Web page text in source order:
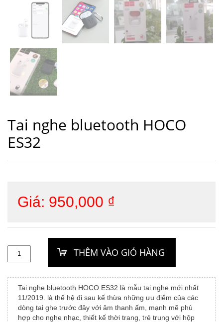
Tai nghe bluetooth HOCO
ES32
Giá: 950,000 ₫
Tai nghe bluetooth HOCO ES32 là mẫu tai nghe mới nhất
11/2019. là thế hệ đi sau kế thừa những ưu điểm của các
dòng tai ghe trước đây với âm thanh ấm, mạnh mẽ phù
hợp cho nghe nhạc, thiết kế thời trang, trẻ trung với hộp